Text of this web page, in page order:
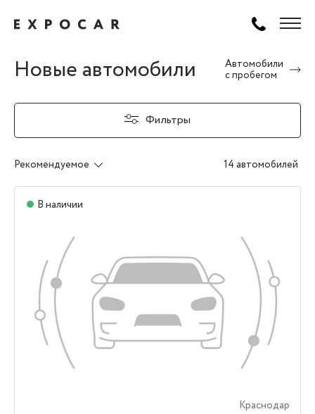
Новые автомобили
Автомобили
с пробегом
Фильтры
Рекомендуемое 14 автомобилей
В наличии
Краснодар